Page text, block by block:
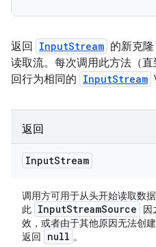
返回 InputStream 的新克
读取流。每次调用此方法（直
回行为相同的 InputStream
返回
InputStream
调用方可用于从头开始读取数
此 InputStreamSource 因
效，或者由于其他原因无法创
返回
null 。